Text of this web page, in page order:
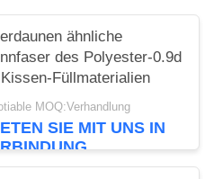
ähnliche
des Polyester-0.9d
Füllmaterialien
MOQ:Verhandlung
SIE MIT UNS IN